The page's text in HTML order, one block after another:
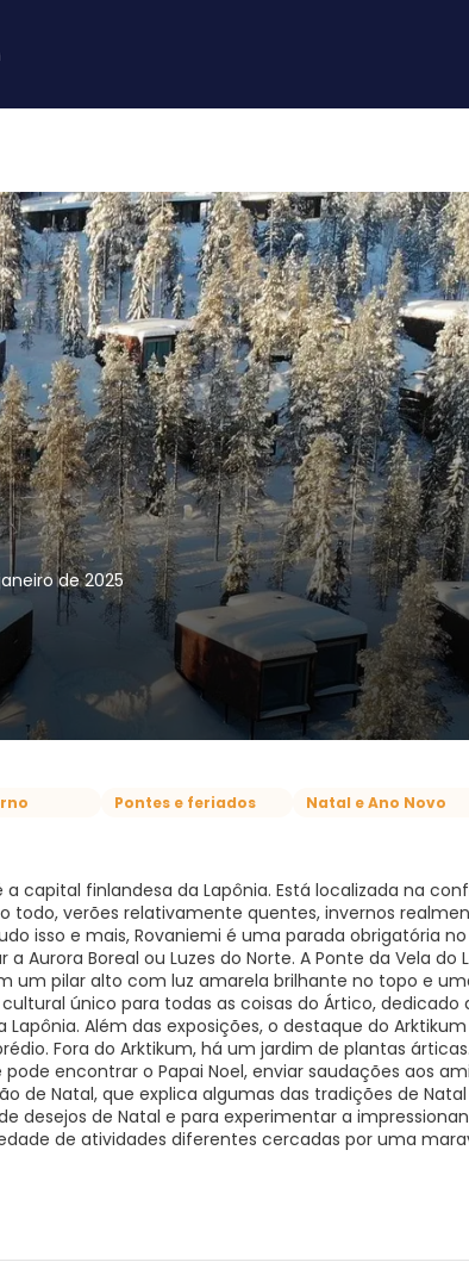
de 2025
Pontes e feriados Natal e Ano Novo
capital finlandesa da Lapônia. Está localizada na
todo, verões relativamente quentes, invernos
isso e mais, Rovaniemi é uma parada obrigatória
Aurora Boreal ou Luzes do Norte. A Ponte da Vela do
um pilar alto com luz amarela brilhante no topo e
único para todas as coisas do Ártico, dedicado
Além das exposições, o destaque do
Fora do Arktikum, há um jardim de plantas
pode encontrar o Papai Noel, enviar saudações aos
de Natal, que explica algumas das tradições de
desejos de Natal e para experimentar a
de atividades diferentes cercadas por uma